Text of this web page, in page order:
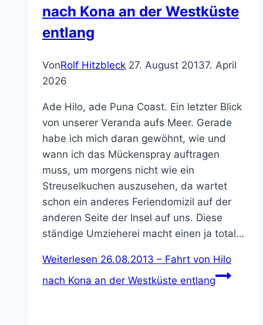
nach Kona an der Westküste
entlang
VonRolf Hitzbleck 27. August 20137. April
2026
Ade Hilo, ade Puna Coast. Ein letzter Blick
von unserer Veranda aufs Meer. Gerade
habe ich mich daran gewöhnt, wie und
wann ich das Mückenspray auftragen
muss, um morgens nicht wie ein
Streuselkuchen auszusehen, da wartet
schon ein anderes Feriendomizil auf der
anderen Seite der Insel auf uns. Diese
ständige Umzieherei macht einen ja total…
Weiterlesen 26.08.2013 – Fahrt von Hilo
nach Kona an der Westküste entlang